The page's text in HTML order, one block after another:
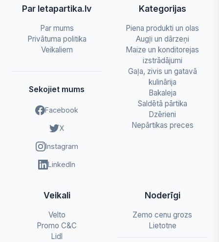
Par letapartika.lv
Par mums
Privātuma politika
Veikaliem
Sekojiet mums
Facebook
X
Instagram
LinkedIn
Kategorijas
Piena produkti un olas
Augļi un dārzeņi
Maize un konditorejas
izstrādājumi
Gaļa, zivis un gatavā
kulinārija
Bakaleja
Saldētā pārtika
Dzērieni
Nepārtikas preces
Veikali
Velto
Promo C&C
Lidl
Noderīgi
Zemo cenu grozs
Lietotne